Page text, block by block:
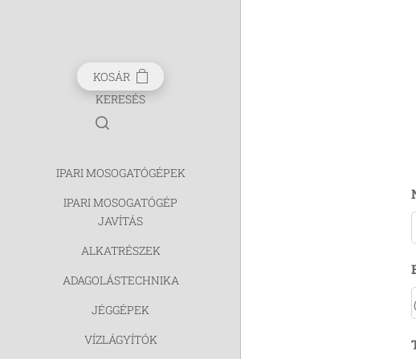
KOSÁR
KERESÉS
IPARI MOSOGATÓGÉPEK
IPARI MOSOGATÓGÉP
JAVÍTÁS
ALKATRÉSZEK
ADAGOLÁSTECHNIKA
JÉGGÉPEK
VÍZLÁGYÍTÓK